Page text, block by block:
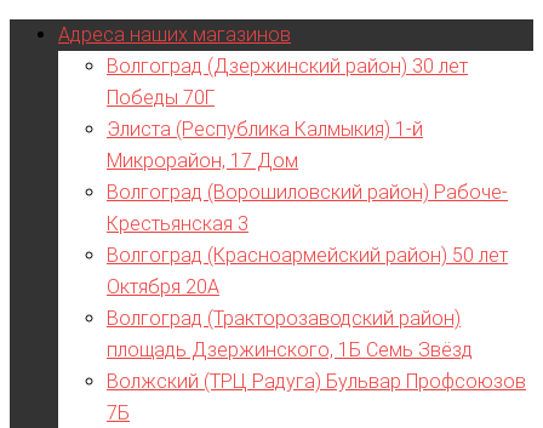
Адреса наших магазинов
Волгоград (Дзержинский район) 30 лет
Победы 70Г
Элиста (Республика Калмыкия) 1-й
Микрорайон, 17 Дом
Волгоград (Ворошиловский район) Рабоче-
Крестьянская 3
Волгоград (Красноармейский район) 50 лет
Октября 20А
Волгоград (Тракторозаводский район)
площадь Дзержинского, 1Б Семь Звёзд
Волжский (ТРЦ Радуга) Бульвар Профсоюзов
7Б